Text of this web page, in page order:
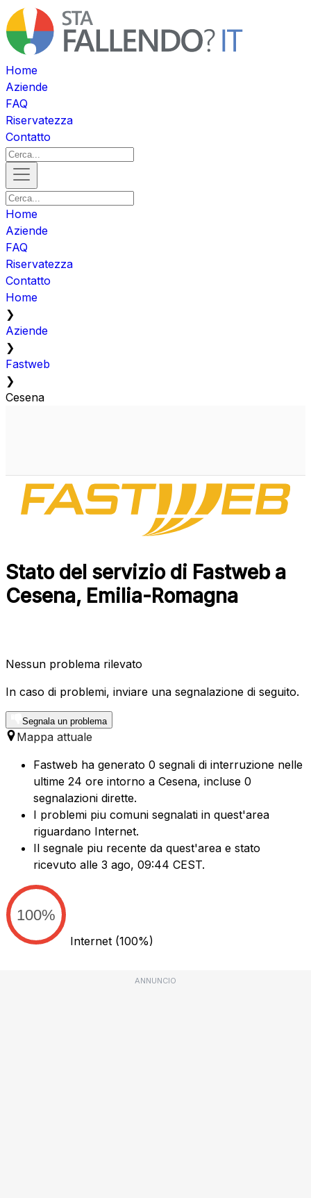
Home
Aziende
FAQ
Riservatezza
Contatto
Home
Aziende
FAQ
Riservatezza
Contatto
Home
❯
Aziende
❯
Fastweb
❯
Cesena
Stato del servizio di Fastweb a
Cesena, Emilia-Romagna
Nessun problema rilevato
In caso di problemi, inviare una segnalazione di seguito.
Segnala un problema
Mappa attuale
Fastweb ha generato 0 segnali di interruzione nelle
ultime 24 ore intorno a Cesena, incluse 0
segnalazioni dirette.
I problemi piu comuni segnalati in quest'area
riguardano Internet.
Il segnale piu recente da quest'area e stato
ricevuto alle 3 ago, 09:44 CEST.
100%
Internet (100%)
ANNUNCIO